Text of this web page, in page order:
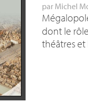
par Michel
dont le
théâtres et